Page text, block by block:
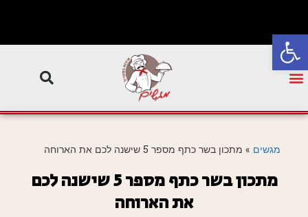
פתח סרגל נגישות
מגשים » מתכון בשר כתף מספר 5 שישנה לכם את הארוחה
מתכון בשר כתף מספר 5 שישנה לכם
את הארוחה